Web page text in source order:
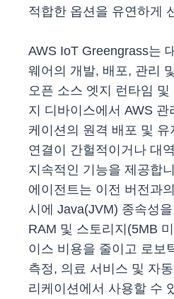
적합한 옵션을 유연하게
AWS IoT Greengrass는
웨어의 개발, 배포, 관리
오픈 소스 엣지 런타임
지 디바이스에서 AWS 관
케이션의 원격 배포 및
연결이 간헐적이거나 대
지속적인 기능을 제공합
에이전트는 이전 버전과
시에 Java(JVM) 종속성
RAM 및 스토리지(5MB
이스 비용을 줄이고 로보
측정, 의료 서비스 및 자
리케이션에서 사용할 수